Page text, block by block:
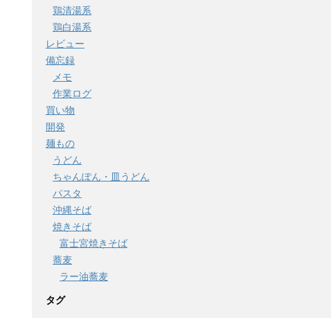
鶏清湯系
鶏白湯系
レビュー
備忘録
メモ
作業ログ
買い物
開発
麺もの
うどん
ちゃんぽん・皿うどん
パスタ
沖縄そば
焼きそば
富士宮焼きそば
蕎麦
ラー油蕎麦
タグ